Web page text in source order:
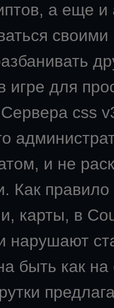
а еще
игре для
css
и не
Как правило
карты, в
нарушают
быть как